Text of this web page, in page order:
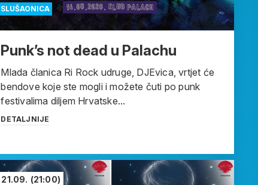
SLUŠAONICA
Punk’s not dead u Palachu
Mlada članica Ri Rock udruge, DJEvica, vrtjet će
bendove koje ste mogli i možete čuti po punk
festivalima diljem Hrvatske...
DETALJNIJE
21.09. (21:00)